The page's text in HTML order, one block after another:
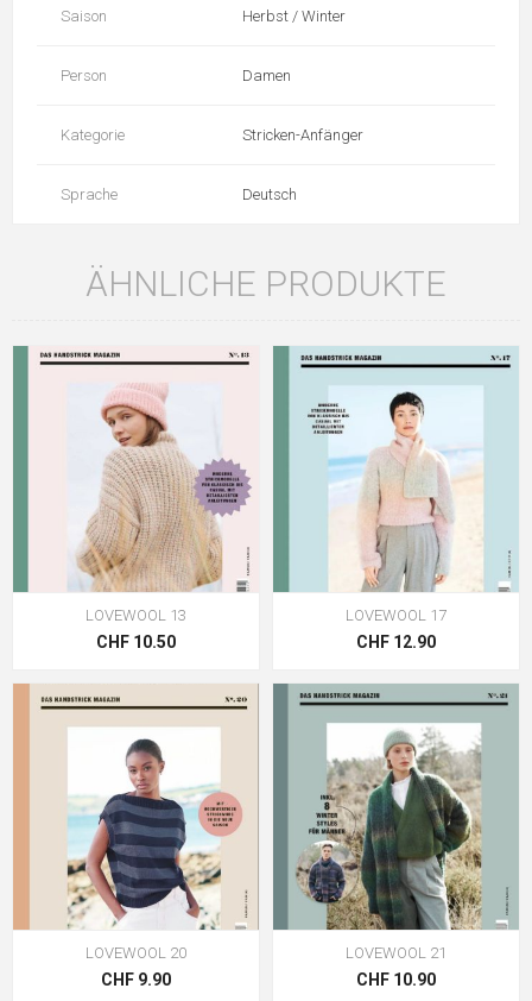
Saison Herbst / Winter
Person Damen
Kategorie Stricken-Anfänger
Sprache Deutsch
ÄHNLICHE PRODUKTE
LOVEWOOL 13
CHF 10.50
LOVEWOOL 17
CHF 12.90
LOVEWOOL 20
CHF 9.90
LOVEWOOL 21
CHF 10.90